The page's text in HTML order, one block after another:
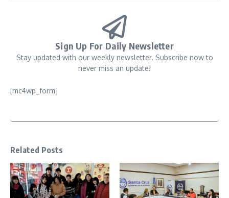
Sign Up For Daily Newsletter
Stay updated with our weekly newsletter. Subscribe now to
never miss an update!
[mc4wp_form]
Related Posts